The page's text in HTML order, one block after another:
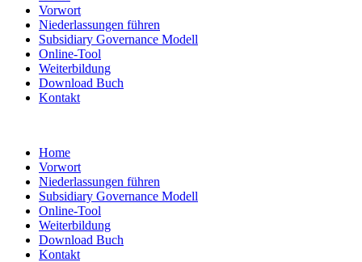
Vorwort
Niederlassungen führen
Subsidiary Governance Modell
Online-Tool
Weiterbildung
Download Buch
Kontakt
Home
Vorwort
Niederlassungen führen
Subsidiary Governance Modell
Online-Tool
Weiterbildung
Download Buch
Kontakt